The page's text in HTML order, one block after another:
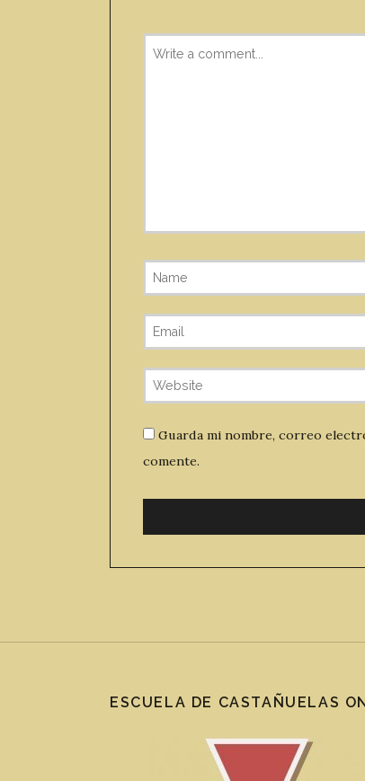
Guarda mi nombre, correo
comente.
ESCUELA DE CASTAÑUELAS